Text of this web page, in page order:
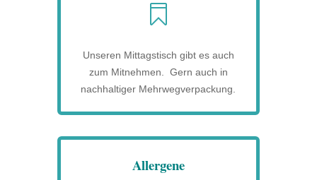

Unseren Mittagstisch gibt es auch
zum Mitnehmen. Gern auch in
nachhaltiger Mehrwegverpackung.
Allergene